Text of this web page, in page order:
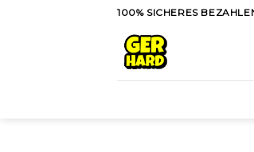
100% SICHERES